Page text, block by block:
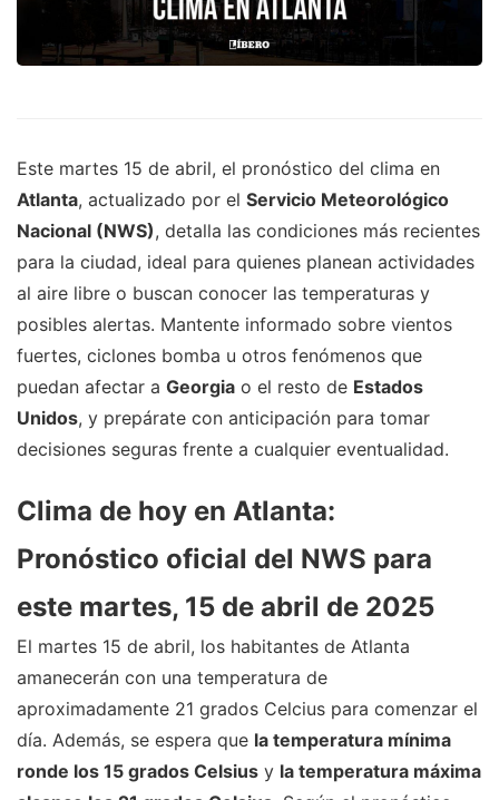
Este martes 15 de abril, el pronóstico del clima en
Atlanta, actualizado por el Servicio Meteorológico
Nacional (NWS), detalla las condiciones más recientes
para la ciudad, ideal para quienes planean actividades
al aire libre o buscan conocer las temperaturas y
posibles alertas. Mantente informado sobre vientos
fuertes, ciclones bomba u otros fenómenos que
puedan afectar a Georgia o el resto de Estados
Unidos, y prepárate con anticipación para tomar
decisiones seguras frente a cualquier eventualidad.
Clima de hoy en Atlanta:
Pronóstico oficial del NWS para
este martes, 15 de abril de 2025
El martes 15 de abril, los habitantes de Atlanta
amanecerán con una temperatura de
aproximadamente 21 grados Celcius para comenzar el
día. Además, se espera que la temperatura mínima
ronde los 15 grados Celsius y la temperatura máxima